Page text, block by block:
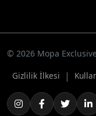
© 2026 Mopa
Gizlilik İlkesi
|